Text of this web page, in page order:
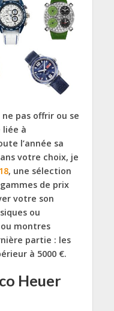
pas offrir ou se
à
l’année sa
votre choix, je
, une sélection
de prix
votre son
ou
montres
partie : les
à 5000 €.
Heuer